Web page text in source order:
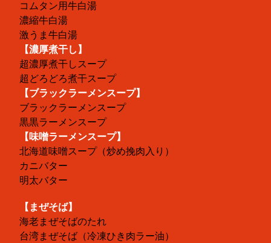
コムタン用牛白湯
濃縮牛白湯
激うま牛白湯
【濃厚煮干し】
超濃厚煮干しスープ
超どろどろ煮干スープ
【ブラックラーメンスープ】
ブラックラーメンスープ
黒黒ラーメンスープ
【味噌ラーメンスープ】
北海道味噌スープ（炒め挽肉入り）
カニバター
明太バター
【まぜそば】
海老まぜそばのたれ
台湾まぜそば（冷凍ひき肉ラー油）